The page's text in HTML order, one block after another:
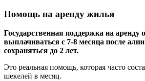
Помощь на аренду жилья
Государственная поддержка на аренду
выплачиваться с 7-8 месяца после
сохраняться до 2 лет.
Это реальная помощь, которая часто
шекелей в месяц.